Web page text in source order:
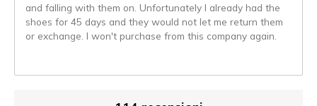
and falling with them on. Unfortunately I already had the
shoes for 45 days and they would not let me return them
or exchange. I won't purchase from this company again.